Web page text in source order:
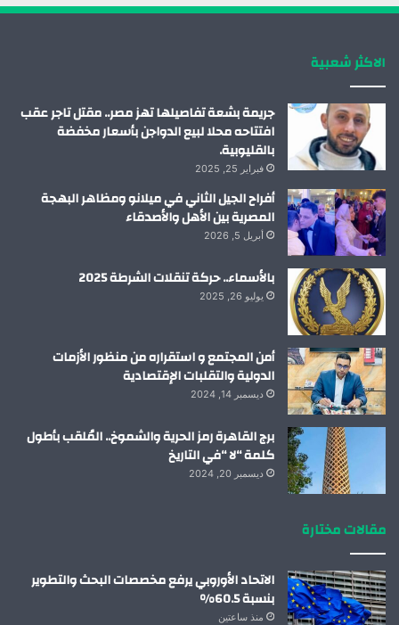
م
الاكثر شعبية
جريمة بشعة تفاصيلها تهز مصر.. مقتل تاجر عقب
افتتاحه محلا لبيع الدواجن بأسعار مخفضة
بالقليوبية.
فبراير 25, 2025
أفراح الجيل الثاني في ميلانو ومظاهر البهجة
المصرية بين الأهل والأصدقاء
أبريل 5, 2026
بالأسماء.. حركة تنقلات الشرطة 2025
يوليو 26, 2025
أمن المجتمع و استقراره من منظور الأزمات
الدولية والتقلبات الإقتصادية
ديسمبر 14, 2024
برج القاهرة رمز الحرية والشموخ.. المُلقب بأطول
كلمة “لا “في التاريخ
ديسمبر 20, 2024
مقالات مختارة
الاتحاد الأوروبي يرفع مخصصات البحث والتطوير
بنسبة 60.5%
منذ ساعتين